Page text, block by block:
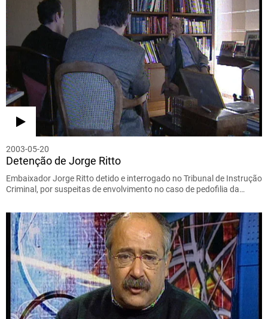
2003-05-20
Detenção de Jorge Ritto
Embaixador Jorge Ritto detido e interrogado no Tribunal de Instrução
Criminal, por suspeitas de envolvimento no caso de pedofilia da…